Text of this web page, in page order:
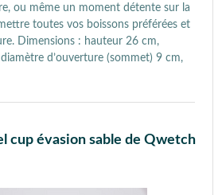
ou même un moment détente sur la
toutes vos boissons préférées et
Dimensions : hauteur 26 cm,
d’ouverture (sommet) 9 cm,
cup évasion sable de Qwetch